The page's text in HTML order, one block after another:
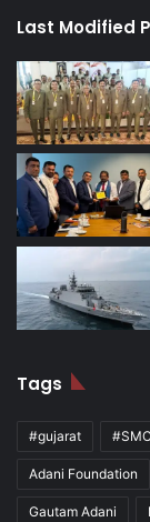
Last Modified
Tags
#gujarat #SMC
Adani Foundation
Gautam Adani